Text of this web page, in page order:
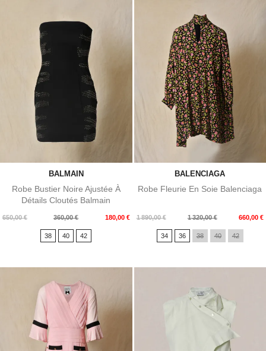
BALMAIN
Robe Bustier Noire Ajustée À
Détails Cloutés Balmain
650,00 €
Prix
360,00 € 180,00 €
Prix
38 40 42
BALENCIAGA
Robe Fleurie En Soie Balenciaga
1 890,00 €
Prix
1 320,00 € 660,00 €
Prix
34 36 38 40 42